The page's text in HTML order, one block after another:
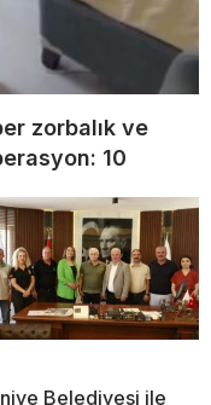
zorbalık ve
10
Belediyesi ile